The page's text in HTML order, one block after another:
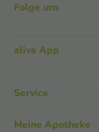
Folge uns
aliva App
Service
Meine Apotheke